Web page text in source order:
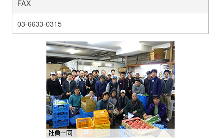
FAX
03-6633-0315